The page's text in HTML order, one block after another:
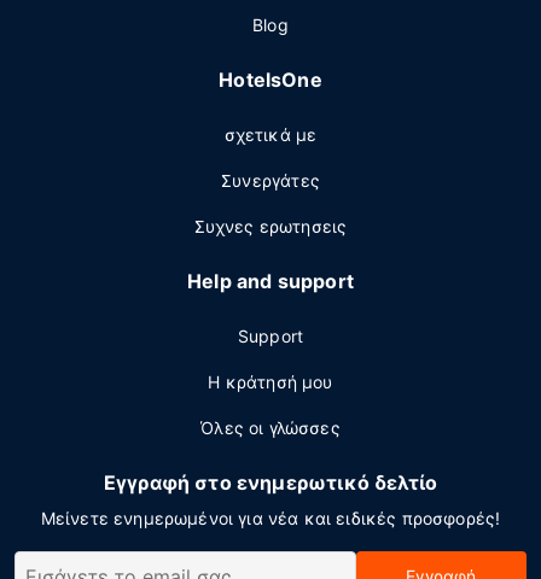
Blog
HotelsOne
σχετικά με
Συνεργάτες
Συχνες ερωτησεις
Help and support
Support
Η κράτησή μου
Όλες οι γλώσσες
Εγγραφή στο ενημερωτικό δελτίο
Μείνετε ενημερωμένοι για νέα και ειδικές προσφορές!